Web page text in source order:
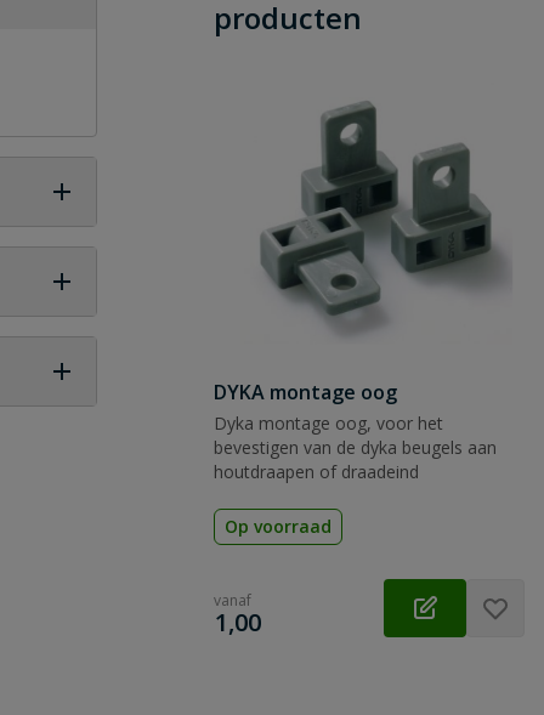
producten
DYKA montage oog
Dyka montage oog, voor het
bevestigen van de dyka beugels aan
houtdraapen of draadeind
Op voorraad
vanaf
€
1,00